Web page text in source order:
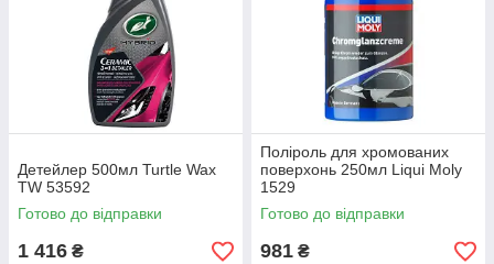
Детейлер 500мл Turtle Wax
TW 53592
Готово до відправки
1 416 ₴
Поліроль для хромованих
поверхонь 250мл Liqui Moly
1529
Готово до відправки
981 ₴